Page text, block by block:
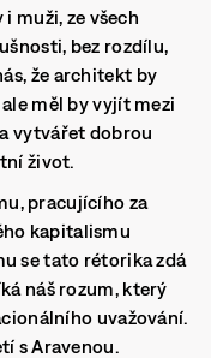
muži, ze všech
bez rozdílu,
že architekt by
měl by vyjít mezi
vytvářet dobrou
život.
pracujícího za
kapitalismu
se tato rétorika zdá
náš rozum, který
uvažování.
s Aravenou.